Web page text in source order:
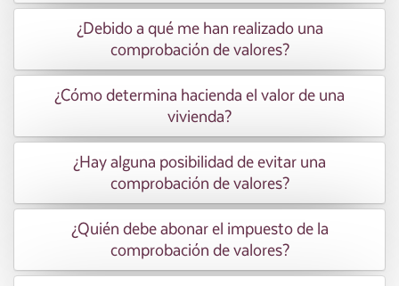
¿Debido a qué me han realizado una
comprobación de valores?
¿Cómo determina hacienda el valor de una
vivienda?
¿Hay alguna posibilidad de evitar una
comprobación de valores?
¿Quién debe abonar el impuesto de la
comprobación de valores?